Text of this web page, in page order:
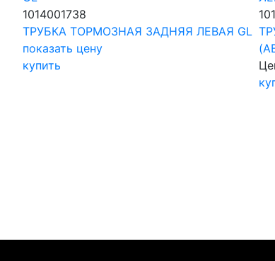
1014001738
ТРУБКА ТОРМОЗНАЯ ЗАДНЯЯ ЛЕВАЯ GL
показать цену
купить